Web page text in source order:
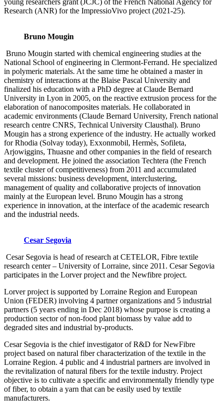
Research (ANR) for the ImpressioVivo project (2021-25).
Bruno Mougin
Bruno Mougin started with chemical engineering studies at the
National School of engineering in Clermont-Ferrand. He specialized
in polymeric materials. At the same time he obtained a master in
chemistry of interactions at the Blaise Pascal University and
finalized his education with a PhD degree at Claude Bernard
University in Lyon in 2005, on the reactive extrusion process for the
elaboration of nanocomposites materials. He collaborated in
academic environments (Claude Bernard University, French national
research centre CNRS, Technical University Clausthal). Bruno
Mougin has a strong experience of the industry. He actually worked
for Rhodia (Solvay today), Exxonmobil, Hermès, Sofileta,
Arjowiggins, Thuasne and other companies in the field of research
and development. He joined the association Techtera (the French
textile cluster of competitiveness) from 2011 and accumulated
several missions: business development, interclustering,
management of quality and collaborative projects of innovation
mainly at the European level. Bruno Mougin has a strong
experience in innovation, at the interface of the academic research
and the industrial needs.
Cesar Segovia
Cesar Segovia is head of research at CETELOR, Fibre textile
research center – University of Lorraine, since 2011. Cesar Segovia
participates in the Lorver project and the Newfibre project.
Lorver project is supported by Lorraine Region and European
Union (FEDER) involving 4 partner organizations and 5 industrial
partners (5 years ending in Dec 2018) whose purpose is creating a
production sector of non-food plant biomass by value add to
degraded sites and industrial by-products.
Cesar Segovia is the chief investigator of R&D for NewFibre
project based on natural fiber characterization of the textile in the
Lorraine Region. 4 public and 4 industrial partners are involved in
the revitalization of natural fibers for the textile industry. Project
objective is to cultivate a specific and environmentally friendly type
of fiber, to obtain a yarn that can be easily used by textile
manufacturers.